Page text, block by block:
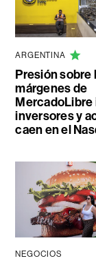
ARGENTINA
Presión sobre
márgenes de
MercadoLibre
inversores y
caen en el
NEGOCIOS